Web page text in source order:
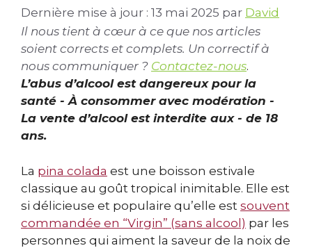
Dernière mise à jour : 13 mai 2025 par David
Il nous tient à cœur à ce que nos articles
soient corrects et complets. Un correctif à
nous communiquer ? Contactez-nous.
L’abus d’alcool est dangereux pour la
santé - À consommer avec modération -
La vente d’alcool est interdite aux - de 18
ans.
La pina colada est une boisson estivale
classique au goût tropical inimitable. Elle est
si délicieuse et populaire qu’elle est souvent
commandée en “Virgin” (sans alcool) par les
personnes qui aiment la saveur de la noix de